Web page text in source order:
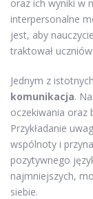
oraz ich wyniki w
interpersonalne
jest, aby
traktował
Jednym z
komunikacja.
oczekiwania oraz
Przykładanie
wspólnoty i
pozytywnego
najmniejszych,
siebie.